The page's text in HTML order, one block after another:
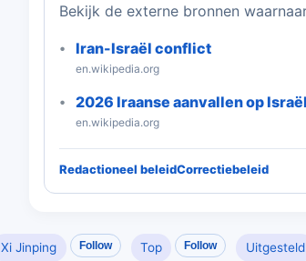
Bekijk de externe bronnen
Iran-Israël conflict
en.wikipedia.org
2026 Iraanse aanvallen op Israël
en.wikipedia.org
Redactioneel beleidCorrectiebeleid
Xi Jinping Follow Top Follow Uitgesteld